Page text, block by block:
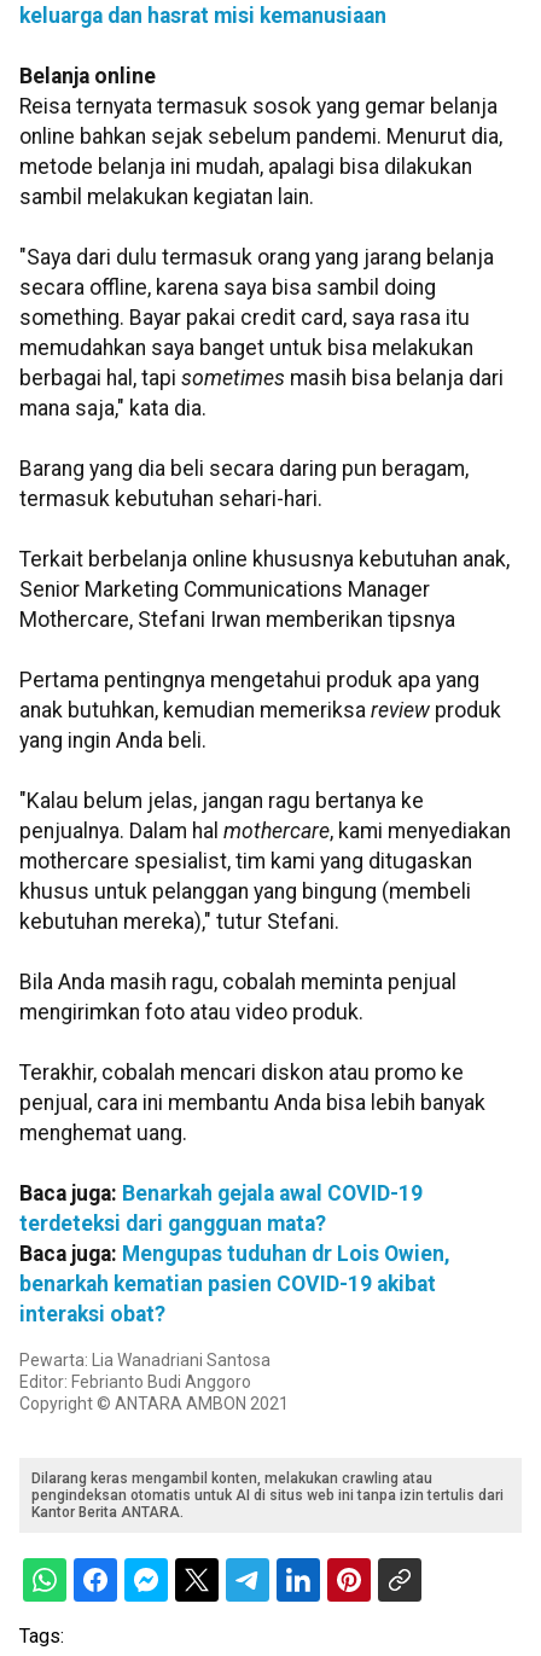
keluarga dan hasrat misi kemanusiaan
Belanja online
Reisa ternyata termasuk sosok yang gemar belanja
online bahkan sejak sebelum pandemi. Menurut dia,
metode belanja ini mudah, apalagi bisa dilakukan
sambil melakukan kegiatan lain.
"Saya dari dulu termasuk orang yang jarang belanja
secara offline, karena saya bisa sambil doing
something. Bayar pakai credit card, saya rasa itu
memudahkan saya banget untuk bisa melakukan
berbagai hal, tapi sometimes masih bisa belanja dari
mana saja," kata dia.
Barang yang dia beli secara daring pun beragam,
termasuk kebutuhan sehari-hari.
Terkait berbelanja online khususnya kebutuhan anak,
Senior Marketing Communications Manager
Mothercare, Stefani Irwan memberikan tipsnya
Pertama pentingnya mengetahui produk apa yang
anak butuhkan, kemudian memeriksa review produk
yang ingin Anda beli.
"Kalau belum jelas, jangan ragu bertanya ke
penjualnya. Dalam hal mothercare, kami menyediakan
mothercare spesialist, tim kami yang ditugaskan
khusus untuk pelanggan yang bingung (membeli
kebutuhan mereka)," tutur Stefani.
Bila Anda masih ragu, cobalah meminta penjual
mengirimkan foto atau video produk.
Terakhir, cobalah mencari diskon atau promo ke
penjual, cara ini membantu Anda bisa lebih banyak
menghemat uang.
Baca juga: Benarkah gejala awal COVID-19
terdeteksi dari gangguan mata?
Baca juga: Mengupas tuduhan dr Lois Owien,
benarkah kematian pasien COVID-19 akibat
interaksi obat?
Pewarta: Lia Wanadriani Santosa
Editor: Febrianto Budi Anggoro
Copyright © ANTARA AMBON 2021
Dilarang keras mengambil konten, melakukan crawling atau
pengindeksan otomatis untuk AI di situs web ini tanpa izin tertulis dari
Kantor Berita ANTARA.
Tags: